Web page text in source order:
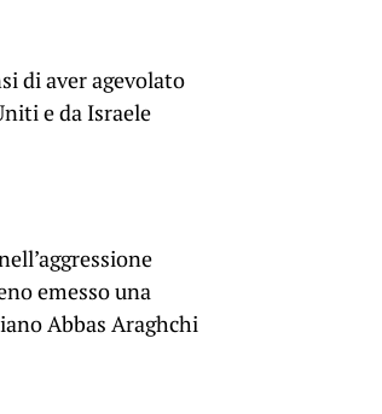
di aver agevolato
e da Israele
emesso una
Abbas Araghchi